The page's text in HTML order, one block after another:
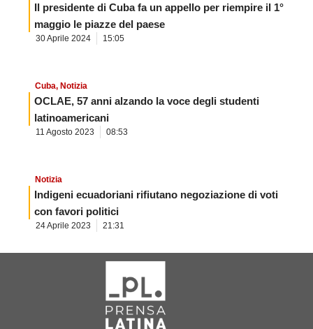
Il presidente di Cuba fa un appello per riempire il 1°
maggio le piazze del paese
30 Aprile 2024 15:05
Cuba, Notizia
OCLAE, 57 anni alzando la voce degli studenti
latinoamericani
11 Agosto 2023 08:53
Notizia
Indigeni ecuadoriani rifiutano negoziazione di voti
con favori politici
24 Aprile 2023 21:31